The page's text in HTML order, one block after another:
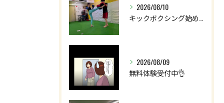
2026/08/10
2026/08/09
無料体験受付中👌